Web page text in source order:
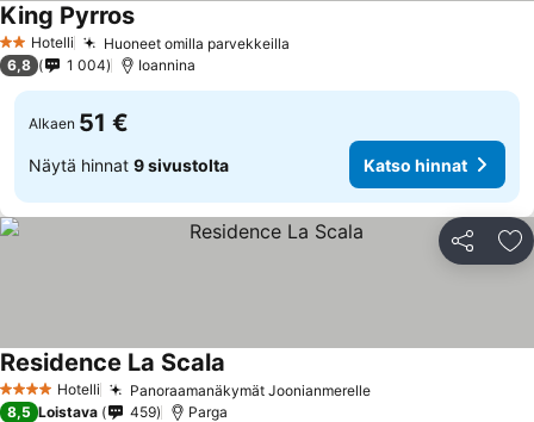
2 Tähtiluokitus
Hotelli Huoneet omilla parvekkeilla
King PyrrosKatso hinnat
6,8 1 004 Ioannina
Alkaen 51 €
Näytä hinnat 9 sivustolta Katso hinnat
Jaa
4 Tähtiluokitus
Hotelli Panoraamanäkymät JoonianmerelleKatso hinnat
Residence La Scala
8,5 Loistava 459 Parga